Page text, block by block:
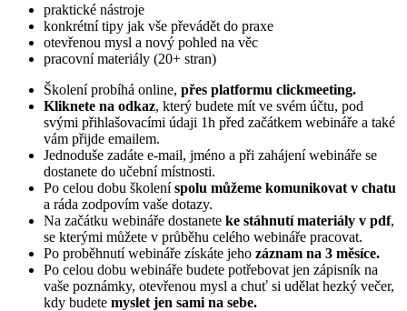
praktické nástroje
konkrétní tipy jak vše převádět do praxe
otevřenou mysl a nový pohled na věc
pracovní materiály (20+ stran)
Školení probíhá online, přes platformu clickmeeting.
Kliknete na odkaz, který budete mít ve svém účtu, pod
svými přihlašovacími údaji 1h před začátkem webináře a také
vám přijde emailem.
Jednoduše zadáte e-mail, jméno a při zahájení webináře se
dostanete do učební místnosti.
Po celou dobu školeníspolu můžeme komunikovat v chatu
a ráda zodpovím vaše dotazy.
Na začátku webináře dostanete ke stáhnutí materiály v pdf,
se kterými můžete v průběhu celého webináře pracovat.
Po proběhnutí webináře získáte jeho záznam na 3 měsíce.
Po celou dobu webináře budete potřebovat jen zápisník na
vaše poznámky, otevřenou mysl a chuť si udělat hezký večer,
kdy budete myslet jen sami na sebe.